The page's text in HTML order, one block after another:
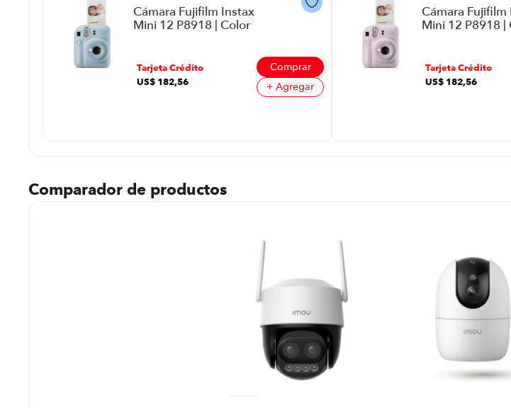
Cámara Fujifilm Instax
Mini 12 P8918 | Color
Tarjeta Crédito
US$ 182,56
Comprar
+ Agregar
Cámara Fujifilm
Mini 12 P8918 |
Tarjeta Crédito
US$ 182,56
Comparador de productos